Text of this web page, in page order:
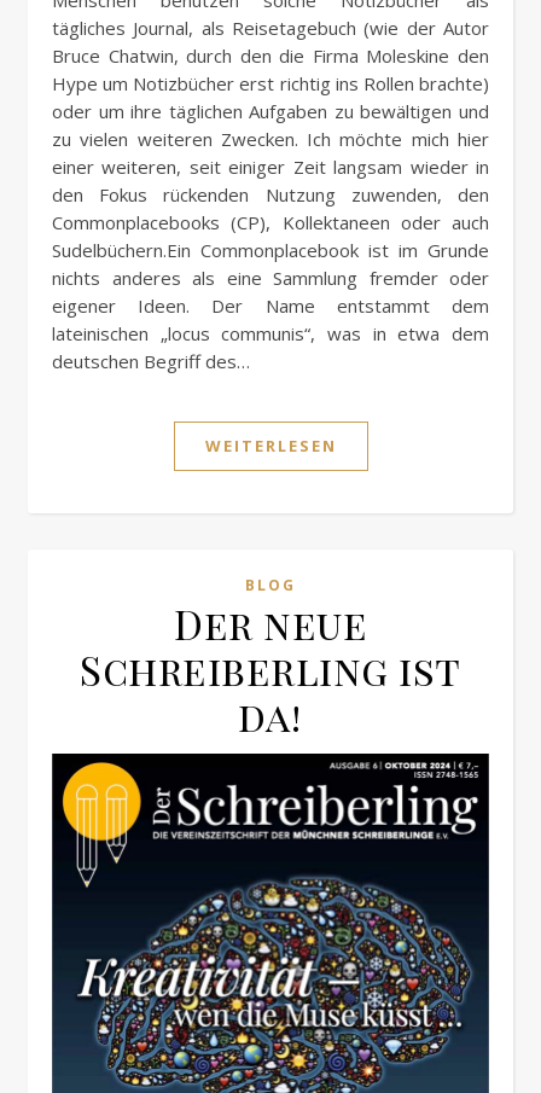
tägliches Journal, als Reisetagebuch (wie der Autor
Bruce Chatwin, durch den die Firma Moleskine den
Hype um Notizbücher erst richtig ins Rollen brachte)
oder um ihre täglichen Aufgaben zu bewältigen und
zu vielen weiteren Zwecken. Ich möchte mich hier
einer weiteren, seit einiger Zeit langsam wieder in
den Fokus rückenden Nutzung zuwenden, den
Commonplacebooks (CP), Kollektaneen oder auch
Sudelbüchern.Ein Commonplacebook ist im Grunde
nichts anderes als eine Sammlung fremder oder
eigener Ideen. Der Name entstammt dem
lateinischen „locus communis“, was in etwa dem
deutschen Begriff des…
WEITERLESEN
BLOG
Der neue
Schreiberling ist
da!